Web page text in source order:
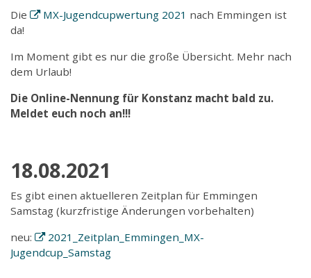
Die MX-Jugendcupwertung 2021 nach Emmingen ist
da!
Im Moment gibt es nur die große Übersicht. Mehr nach
dem Urlaub!
Die Online-Nennung für Konstanz macht bald zu.
Meldet euch noch an!!!
18.08.2021
Es gibt einen aktuelleren Zeitplan für Emmingen
Samstag (kurzfristige Änderungen vorbehalten)
neu:
2021_Zeitplan_Emmingen_MX-
Jugendcup_Samstag